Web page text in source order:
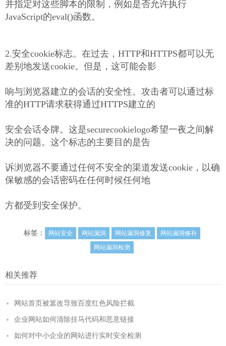
并指定对这些脚本的限制，例如是否允许执行
JavaScript的eval()函数。
2.安全cookie标志。在过去，HTTP和HTTPS都可以无
差别地发送cookie。但是，这可能会影
响与浏览器建立的会话的安全性。攻击者可以通过标
准的HTTP请求获得通过HTTPS建立的
安全会话令牌。这是securecookielogo希望一夜之间解
决的问题。这个标志的主要目的是告
诉浏览器不要通过任何不安全的渠道发送cookie，以确
保敏感的会话密码在任何时候任何地
方都受到安全保护。
标签： 网站安全 网站漏洞 网站漏洞修复
网站漏洞修补
网站漏洞检测
相关推荐
网站首页被篡改导致百度红色风险拦截
企业网站如何清除挂马代码和恶意链接
如何对中小企业的网站进行实时安全检测